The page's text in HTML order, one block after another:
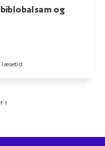
og
læsetid
1